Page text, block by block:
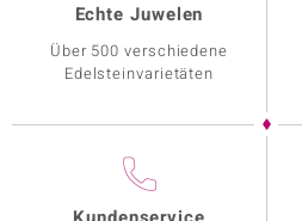
Echte Juwelen
Über 500 verschiedene
Edelsteinvarietäten